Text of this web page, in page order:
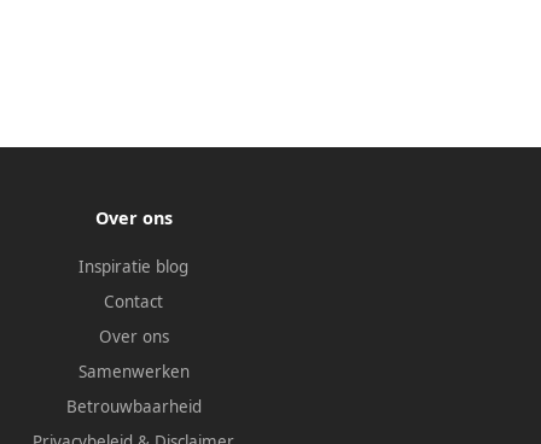
Over ons
Inspiratie blog
Contact
Over ons
Samenwerken
Betrouwbaarheid